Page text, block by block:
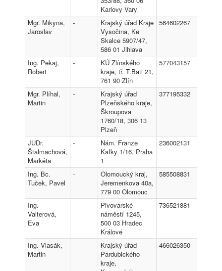
Karlovy Vary
Mgr. Mikyna,
Jaroslav
-
Krajský úřad Kraje
Vysočina, Ke
Skalce 5907/47,
586 01 Jihlava
564602267
Ing. Pekaj,
Robert
-
KÚ Zlínského
kraje, tř. T.Bati 21,
761 90 Zlín
577043157
Mgr. Plíhal,
Martin
-
Krajský úřad
Plzeňského kraje,
Škroupova
1760/18, 306 13
Plzeň
377195332
JUDr.
Štalmachová,
Markéta
-
Nám. Franze
Kafky 1/16, Praha
1
236002131
Ing. Bc.
Tuček, Pavel
-
Olomoucký kraj,
Jeremenkova 40a,
779 00 Olomouc
585508831
Ing.
Valterová,
Eva
-
Pivovarské
náměstí 1245,
500 03 Hradec
Králové
736521881
Ing. Vlasák,
Martin
-
Krajský úřad
Pardubického
kraje,
466026350